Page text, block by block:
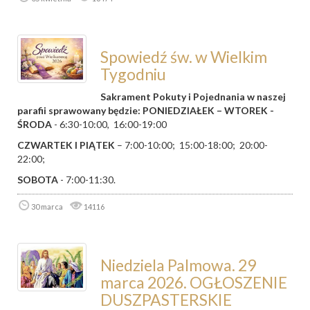
Spowiedź św. w Wielkim
Tygodniu
Sakrament Pokuty i Pojednania w naszej
parafii sprawowany będzie: PONIEDZIAŁEK – WTOREK -
ŚRODA - 6:30-10:00, 16:00-19:00
CZWARTEK I PIĄTEK – 7:00-10:00; 15:00-18:00; 20:00-
22:00;
SOBOTA - 7:00-11:30.
30 marca 14116
Niedziela Palmowa. 29
marca 2026. OGŁOSZENIE
DUSZPASTERSKIE